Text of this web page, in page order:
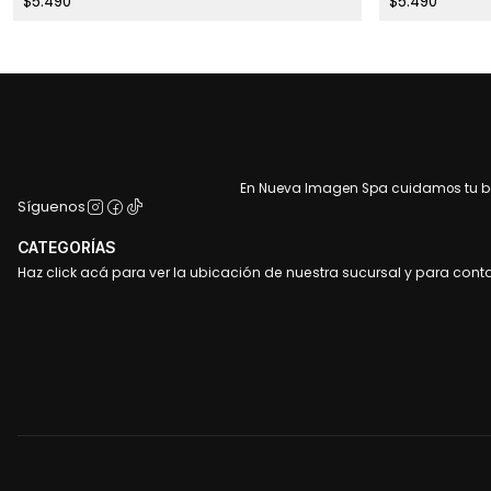
En Nueva Imagen Spa cuidamos tu
Síguenos
CATEGORÍAS
Haz click acá para ver la ubicación de nuestra sucursal y para